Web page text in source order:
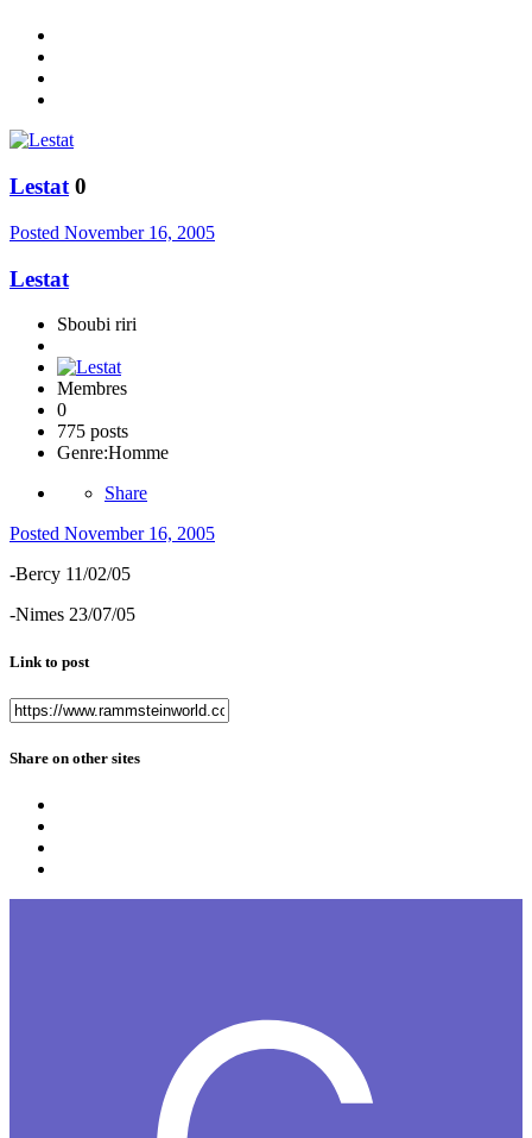
Lestat 0
Posted November 16, 2005
Lestat
Sboubi riri
Membres
0
775 posts
Genre:Homme
Share
Posted November 16, 2005
-Bercy 11/02/05
-Nimes 23/07/05
Link to post
Share on other sites